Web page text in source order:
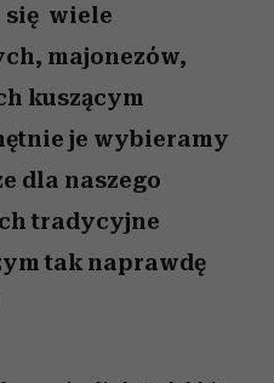
się wiele
majonezów,
kuszącym
je wybieramy
dla naszego
tradycyjne
tak naprawdę